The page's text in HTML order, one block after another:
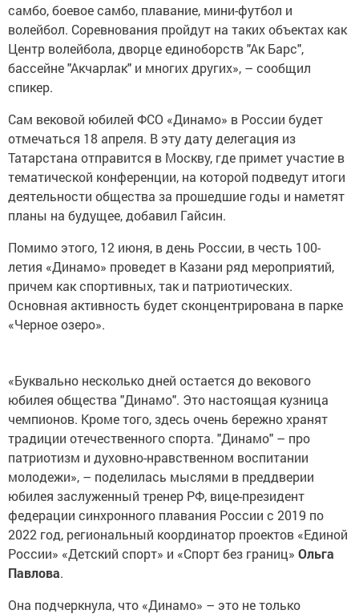
самбо, боевое самбо, плавание, мини-футбол и
волейбол. Соревнования пройдут на таких объектах как
Центр волейбола, дворце единоборств "Ак Барс",
бассейне "Акчарлак" и многих других», – сообщил
спикер.
Сам вековой юбилей ФСО «Динамо» в России будет
отмечаться 18 апреля. В эту дату делегация из
Татарстана отправится в Москву, где примет участие в
тематической конференции, на которой подведут итоги
деятельности общества за прошедшие годы и наметят
планы на будущее, добавил Гайсин.
Помимо этого, 12 июня, в день России, в честь 100-
летия «Динамо» проведет в Казани ряд мероприятий,
причем как спортивных, так и патриотических.
Основная активность будет сконцентрирована в парке
«Черное озеро».
«Буквально несколько дней остается до векового
юбилея общества "Динамо". Это настоящая кузница
чемпионов. Кроме того, здесь очень бережно хранят
традиции отечественного спорта. "Динамо" – про
патриотизм и духовно-нравственном воспитании
молодежи», – поделилась мыслями в преддверии
юбилея заслуженный тренер РФ, вице-президент
федерации синхронного плавания России с 2019 по
2022 год, региональный координатор проектов «Единой
России» «Детский спорт» и «Спорт без границ» Ольга
Павлова.
Она подчеркнула, что «Динамо» – это не только